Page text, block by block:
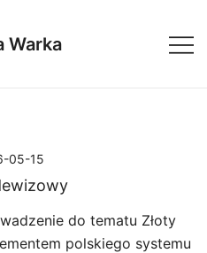
Warka
05-15
do tematu Złoty
polskiego systemu